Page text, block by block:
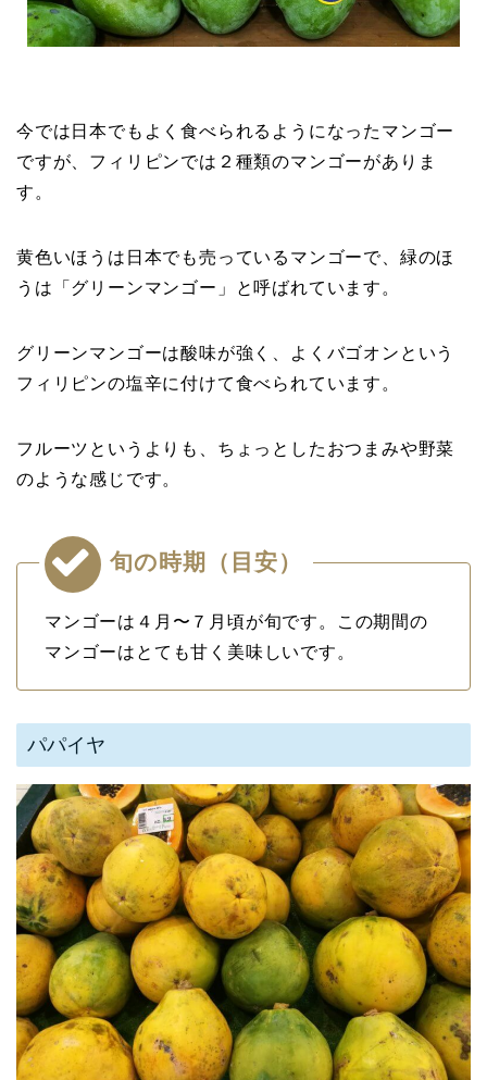
今では日本でもよく食べられるようになったマンゴー
ですが、フィリピンでは２種類のマンゴーがありま
す。
黄色いほうは日本でも売っているマンゴーで、緑のほ
うは「グリーンマンゴー」と呼ばれています。
グリーンマンゴーは酸味が強く、よくバゴオンという
フィリピンの塩辛に付けて食べられています。
フルーツというよりも、ちょっとしたおつまみや野菜
のような感じです。
旬の時期（目安）
マンゴーは４月〜７月頃が旬です。この期間の
マンゴーはとても甘く美味しいです。
パパイヤ